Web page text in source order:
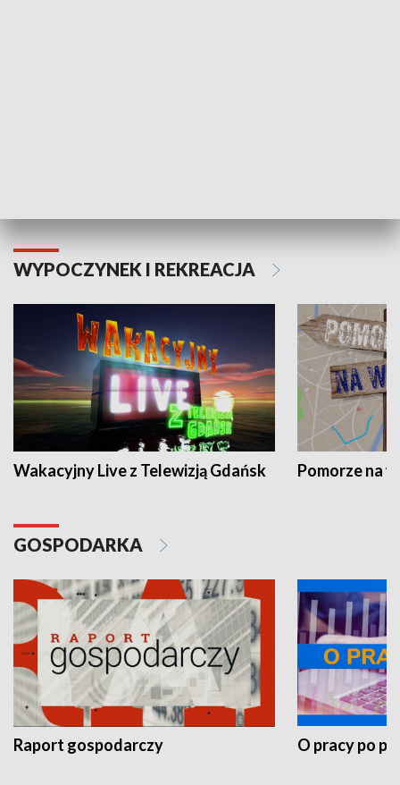
WYPOCZYNEK I REKREACJA
Wakacyjny Live z Telewizją Gdańsk Pomorze na
GOSPODARKA
Raport gospodarczy O pracy po